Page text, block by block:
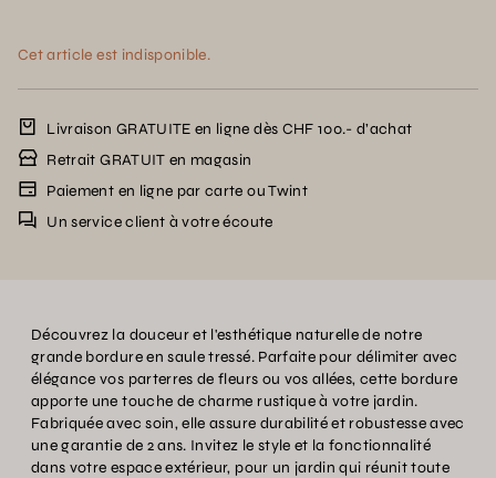
Cet article est indisponible.
Livraison GRATUITE en ligne dès CHF 100.- d’achat
Retrait GRATUIT en magasin
Paiement en ligne par carte ou Twint
Un service client à votre écoute
Découvrez la douceur et l'esthétique naturelle de notre
grande bordure en saule tressé. Parfaite pour délimiter avec
élégance vos parterres de fleurs ou vos allées, cette bordure
apporte une touche de charme rustique à votre jardin.
Fabriquée avec soin, elle assure durabilité et robustesse avec
une garantie de 2 ans. Invitez le style et la fonctionnalité
dans votre espace extérieur, pour un jardin qui réunit toute